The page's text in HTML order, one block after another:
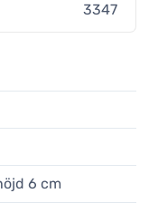
3347
6 cm